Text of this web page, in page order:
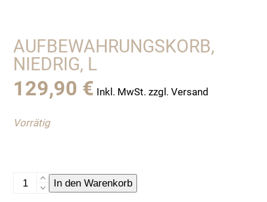
AUFBEWAHRUNGSKORB,
NIEDRIG, L
129,90 € Inkl. MwSt. zzgl. Versand
Vorrätig
Aufbewahrungskorb,
In den Warenkorb